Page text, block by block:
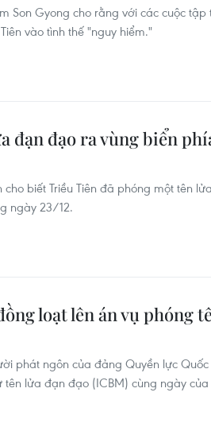
Son Gyong cho rằng với các cuộc
vào tình thế "nguy hiểm."
đạn đạo ra vùng biển
biết Triều Tiên đã phóng một tên
ngày 23/12.
loạt lên án vụ phóng
phát ngôn của đảng Quyền lực Quốc
lửa đạn đạo (ICBM) cùng ngày của